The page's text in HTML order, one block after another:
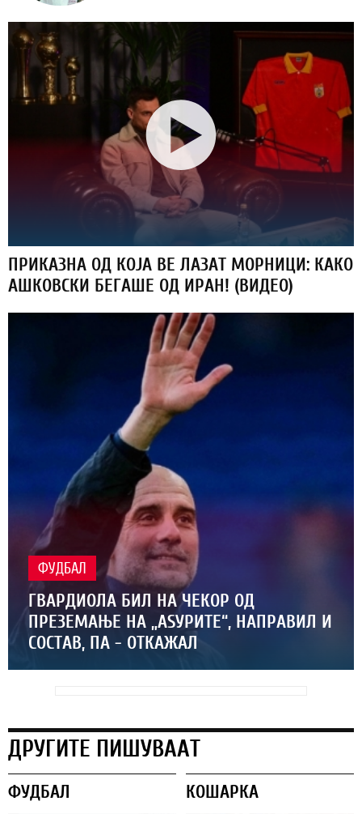
ПРИКАЗНА ОД КОЈА ВЕ ЛАЗАТ МОРНИЦИ: КАКО
АШКОВСКИ БЕГАШЕ ОД ИРАН! (ВИДЕО)
ФУДБАЛ
ГВАРДИОЛА БИЛ НА ЧЕКОР ОД
ПРЕЗЕМАЊЕ НА „АЅУРИТЕ“, НАПРАВИЛ И
СОСТАВ, ПА - ОТКАЖАЛ
ДРУГИТЕ ПИШУВААТ
ФУДБАЛ КОШАРКА